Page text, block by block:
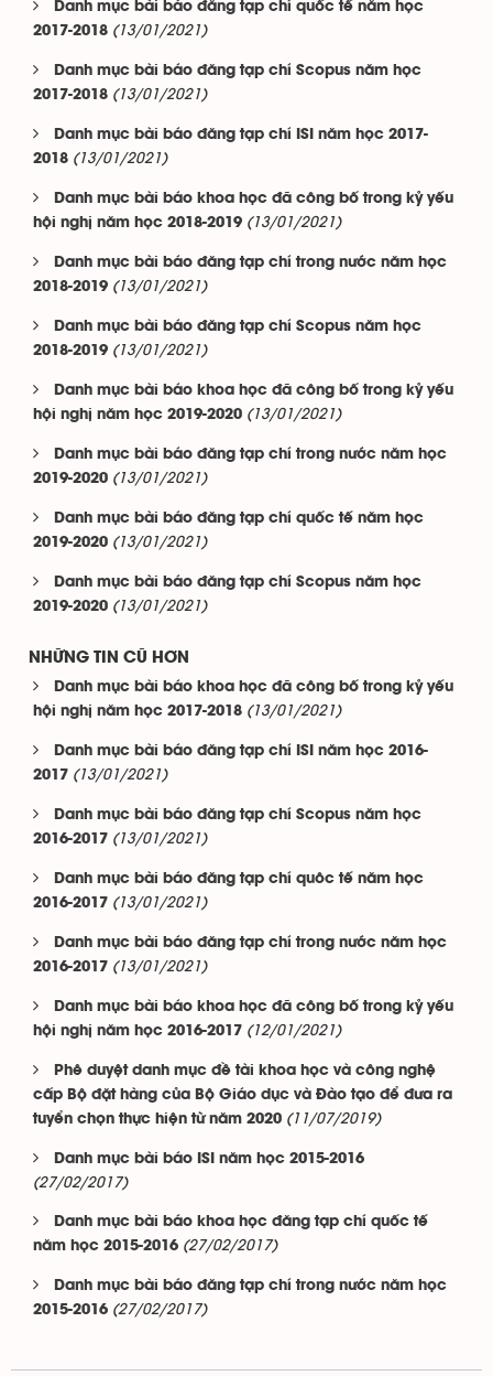
Danh mục bài báo đăng tạp chí quốc tế năm học
2017-2018 (13/01/2021)
Danh mục bài báo đăng tạp chí Scopus năm học
2017-2018 (13/01/2021)
Danh mục bài báo đăng tạp chí ISI năm học 2017-
2018 (13/01/2021)
Danh mục bài báo khoa học đã công bố trong kỷ yếu
hội nghị năm học 2018-2019 (13/01/2021)
Danh mục bài báo đăng tạp chí trong nước năm học
2018-2019 (13/01/2021)
Danh mục bài báo đăng tạp chí Scopus năm học
2018-2019 (13/01/2021)
Danh mục bài báo khoa học đã công bố trong kỷ yếu
hội nghị năm học 2019-2020 (13/01/2021)
Danh mục bài báo đăng tạp chí trong nước năm học
2019-2020 (13/01/2021)
Danh mục bài báo đăng tạp chí quốc tế năm học
2019-2020 (13/01/2021)
Danh mục bài báo đăng tạp chí Scopus năm học
2019-2020 (13/01/2021)
NHỮNG TIN CŨ HƠN
Danh mục bài báo khoa học đã công bố trong kỷ yếu
hội nghị năm học 2017-2018 (13/01/2021)
Danh mục bài báo đăng tạp chí ISI năm học 2016-
2017 (13/01/2021)
Danh mục bài báo đăng tạp chí Scopus năm học
2016-2017 (13/01/2021)
Danh mục bài báo đăng tạp chí quôc tế năm học
2016-2017 (13/01/2021)
Danh mục bài báo đăng tạp chí trong nước năm học
2016-2017 (13/01/2021)
Danh mục bài báo khoa học đã công bố trong kỷ yếu
hội nghị năm học 2016-2017 (12/01/2021)
Phê duyệt danh mục đề tài khoa học và công nghệ
cấp Bộ đặt hàng của Bộ Giáo dục và Đào tạo để đưa ra
tuyển chọn thực hiện từ năm 2020 (11/07/2019)
Danh mục bài báo ISI năm học 2015-2016
(27/02/2017)
Danh mục bài báo khoa học đăng tạp chí quốc tế
năm học 2015-2016 (27/02/2017)
Danh mục bài báo đăng tạp chí trong nước năm học
2015-2016 (27/02/2017)